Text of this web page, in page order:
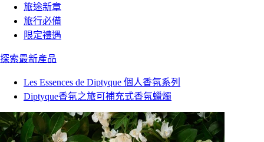
旅途新章
旅行必備
限定禮遇
探索最新產品
Les Essences de Diptyque 個人香氛系列
Diptyque香氛之旅可補充式香氛蠟燭